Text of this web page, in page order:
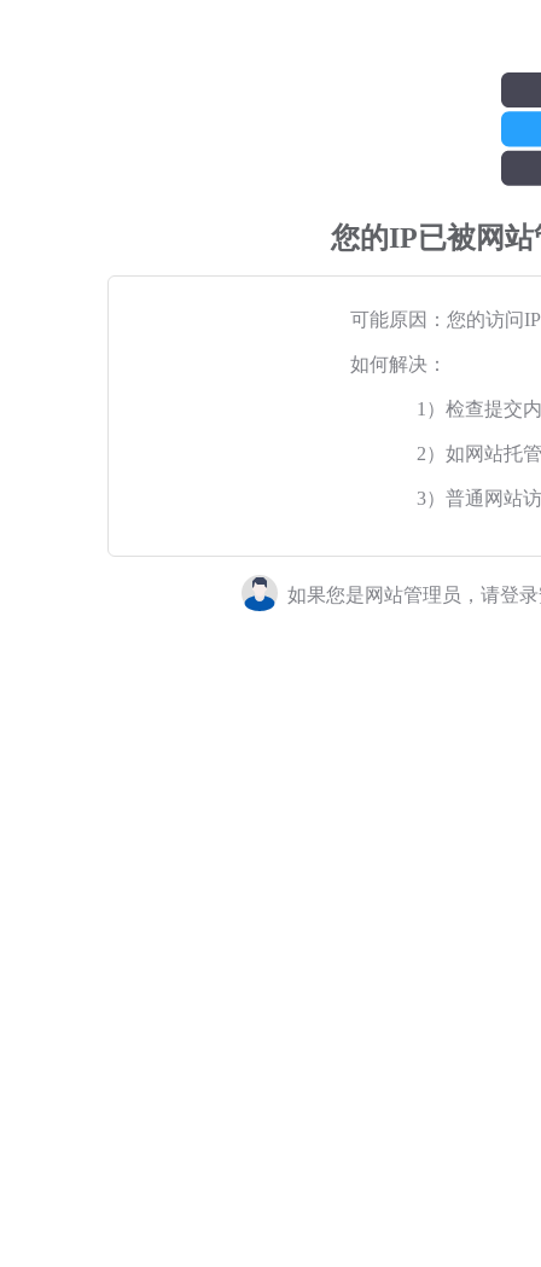
您的IP已被网
可能原因：您的访问
如何解决：
1）检查提交
2）如网站托
3）普通网站
如果您是网站管理员，请登